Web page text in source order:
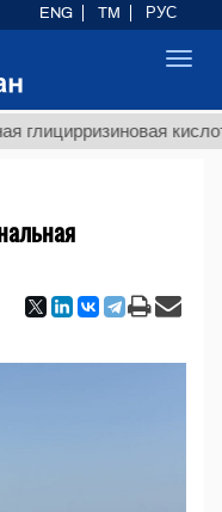
кислота
ENG TM РУС